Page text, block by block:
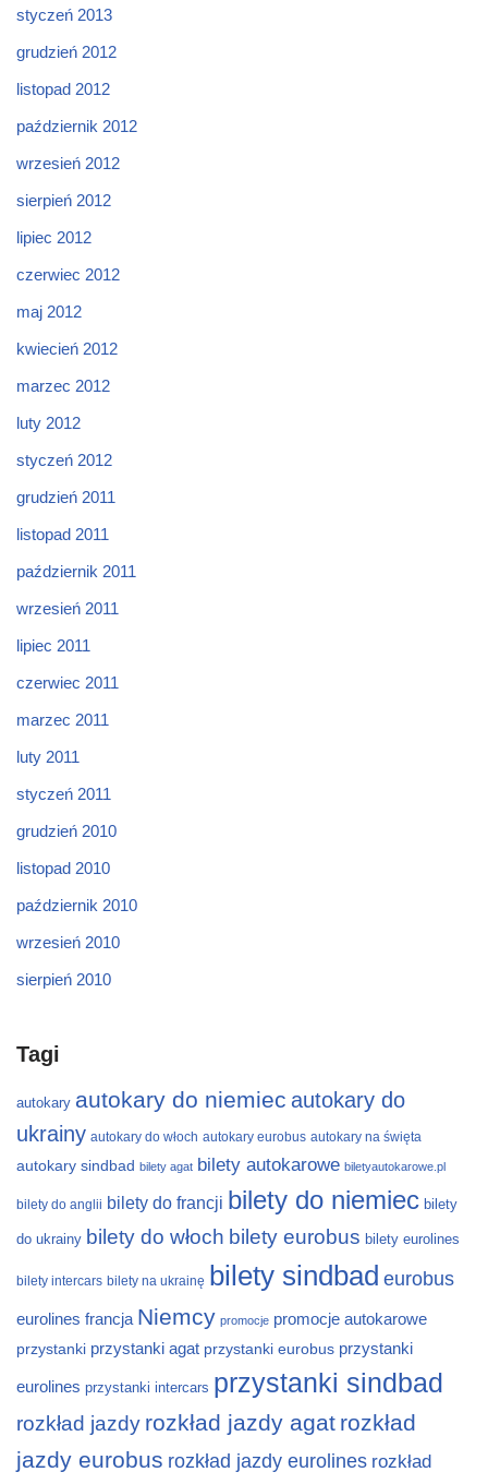
styczeń 2013
grudzień 2012
listopad 2012
październik 2012
wrzesień 2012
sierpień 2012
lipiec 2012
czerwiec 2012
maj 2012
kwiecień 2012
marzec 2012
luty 2012
styczeń 2012
grudzień 2011
listopad 2011
październik 2011
wrzesień 2011
lipiec 2011
czerwiec 2011
marzec 2011
luty 2011
styczeń 2011
grudzień 2010
listopad 2010
październik 2010
wrzesień 2010
sierpień 2010
Tagi
autokary autokary do niemiec autokary do
ukrainy autokary do włoch autokary eurobus autokary na święta
autokary sindbad bilety agat bilety autokarowe biletyautokarowe.pl
bilety do anglii bilety do francji bilety do niemiec bilety
do ukrainy bilety do włoch bilety eurobus bilety eurolines
bilety intercars bilety na ukrainę bilety sindbad eurobus
eurolines francja Niemcy promocje promocje autokarowe
przystanki przystanki agat przystanki eurobus przystanki
eurolines przystanki intercars przystanki sindbad
rozkład jazdy rozkład jazdy agat rozkład
jazdy eurobus rozkład jazdy eurolines rozkład